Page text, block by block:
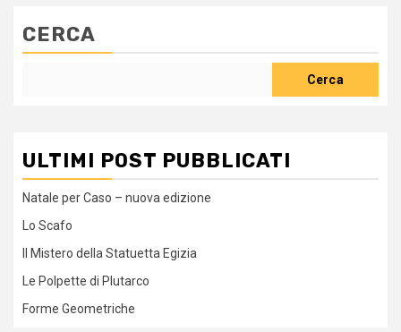
articoli
CERCA
Cerca
ULTIMI POST PUBBLICATI
Natale per Caso – nuova edizione
Lo Scafo
Il Mistero della Statuetta Egizia
Le Polpette di Plutarco
Forme Geometriche